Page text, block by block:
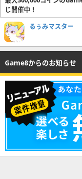
じ開催中！
るぅみマスター
Game8からのお知らせ